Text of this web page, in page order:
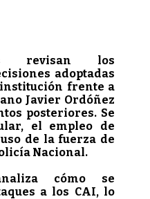
revisan los
adoptadas
frente a
Javier Ordóñez
posteriores. Se
el empleo de
de la fuerza de
Nacional.
cómo se
a los CAI, lo